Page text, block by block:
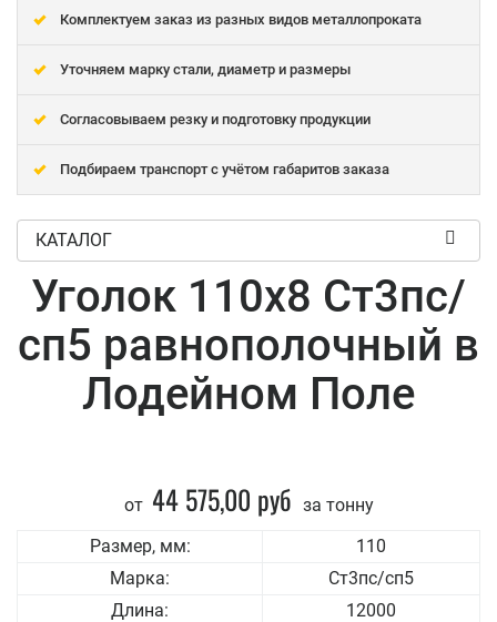
Комплектуем заказ из разных видов металлопроката
Уточняем марку стали, диаметр и размеры
Согласовываем резку и подготовку продукции
Подбираем транспорт с учётом габаритов заказа
КАТАЛОГ
Уголок 110x8 Ст3пс/
сп5 равнополочный в
Лодейном Поле
от 44 575,00 руб за тонну
Размер, мм:
110
Марка:
Ст3пс/сп5
Длина:
12000